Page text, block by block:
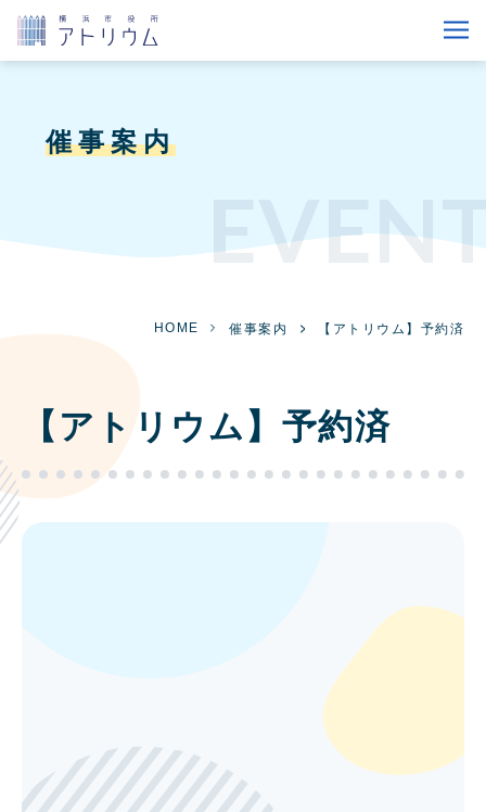
催事案内
HOME 催事案内 【アトリウム】予約済
【アトリウム】予約済